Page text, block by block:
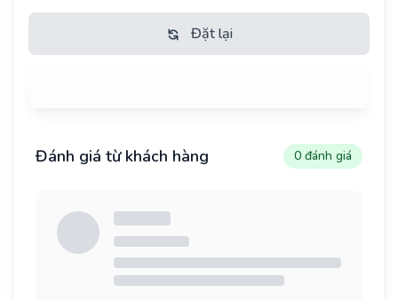
Đặt lại
Đánh giá từ khách hàng 0 đánh giá